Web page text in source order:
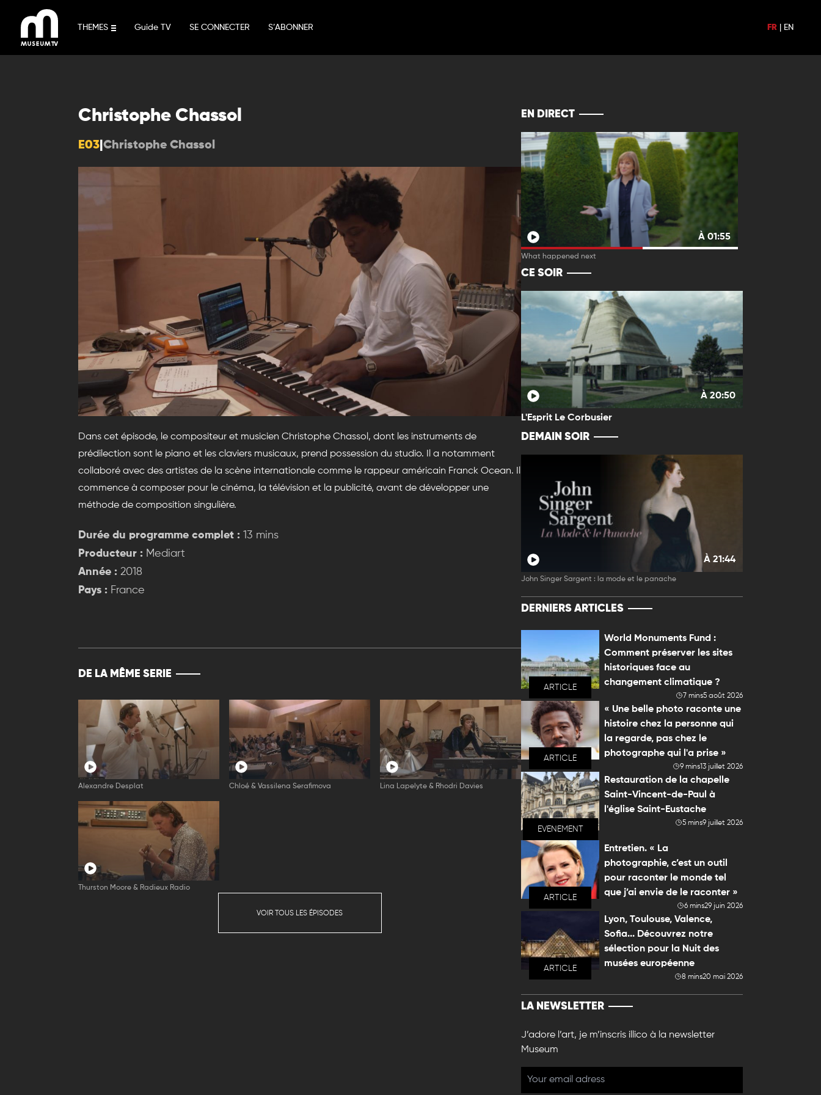
contenu
THEMES Guide TV SE CONNECTER S’ABONNER FR EN
Christophe Chassol
E03 Christophe Chassol
Dans cet épisode, le compositeur et musicien Christophe Chassol, dont les instruments de
prédilection sont le piano et les claviers musicaux, prend possession du studio. Il a notamment
collaboré avec des artistes de la scène internationale comme le rappeur américain Franck Ocean. Il
commence à composer pour le cinéma, la télévision et la publicité, avant de développer une
méthode de composition singulière.
Durée du programme complet : 13 mins
Producteur : Mediart
Année : 2018
Pays : France
DE LA MÊME SERIE
Alexandre Desplat Chloé & Vassilena Serafimova Lina Lapelyte & Rhodri Davies
Thurston Moore & Radieux Radio
VOIR TOUS LES ÉPISODES
EN DIRECT
À 01:55
What happened next
CE SOIR
À 20:50
L'Esprit Le Corbusier
DEMAIN SOIR
À 21:44
John Singer Sargent : la mode et le panache
DERNIERS ARTICLES
ARTICLE
World Monuments Fund :
Comment préserver les sites
historiques face au
changement climatique ?
7 mins5 août 2026
ARTICLE
« Une belle photo raconte une
histoire chez la personne qui
la regarde, pas chez le
photographe qui l'a prise »
9 mins13 juillet 2026
EVENEMENT
Restauration de la chapelle
Saint-Vincent-de-Paul à
l'église Saint-Eustache
5 mins9 juillet 2026
ARTICLE
Entretien. « La
photographie, c’est un outil
pour raconter le monde tel
que j’ai envie de le raconter »
6 mins29 juin 2026
ARTICLE
Lyon, Toulouse, Valence,
Sofia... Découvrez notre
sélection pour la Nuit des
musées européenne
8 mins20 mai 2026
LA NEWSLETTER
J’adore l’art, je m’inscris illico à la newsletter
Museum